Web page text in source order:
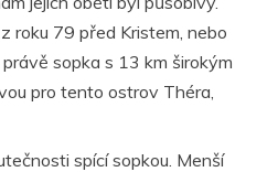
roku 79 před Kristem, nebo
sopka s 13 km širokým
pro tento ostrov Théra,
spící sopkou. Menší